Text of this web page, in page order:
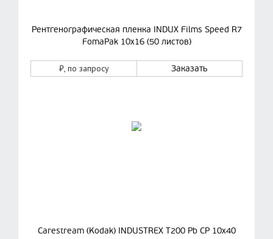
Рентгенографическая пленка INDUX Films Speed R7
FomaPak 10х16 (50 листов)
₽, по запросу Заказать
Carestream (Kodak) INDUSTREX T200 Pb CP 10x40